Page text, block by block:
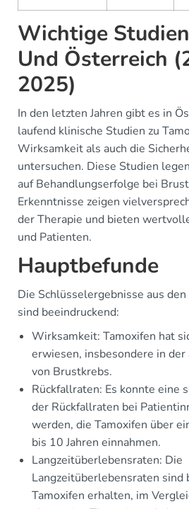
Wichtige
Und Österreich
2025)
In den letzten Jahren gibt es in
laufend klinische Studien zu
Wirksamkeit als auch die
untersuchen. Diese Studien
auf Behandlungserfolge bei
Erkenntnisse zeigen
der Therapie und bieten
und Patienten.
Hauptbefunde
Die Schlüsselergebnisse aus
sind beeindruckend:
Wirksamkeit: Tamoxifen hat
erwiesen, insbesondere in
von Brustkrebs.
Rückfallraten: Es konnte eine
der Rückfallraten bei
werden, die Tamoxifen über
bis 10 Jahren einnahmen.
Langzeitüberlebensraten: Die
Langzeitüberlebensraten sind
Tamoxifen erhalten, im